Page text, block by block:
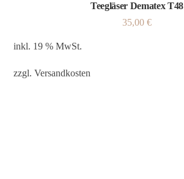
Teegläser Dematex T48
35,00 €
inkl. 19 % MwSt.
zzgl.Versandkosten